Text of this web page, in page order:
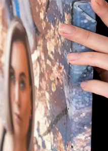
Ваш регион доставки
Выберите из списка: